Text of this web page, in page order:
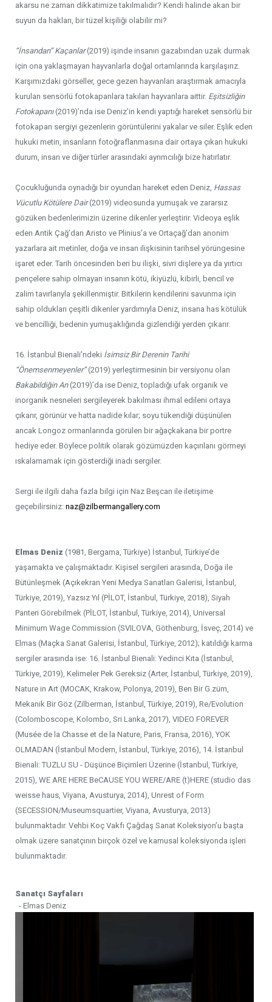
akarsu ne zaman dikkatimize takılmalıdır? Kendi halinde akan bir
suyun da hakları, bir tüzel kişiliği olabilir mi?
‘‘İnsandan’’ Kaçanlar(2019) işinde insanın gazabından uzak durmak
için ona yaklaşmayan hayvanlarla doğal ortamlarında karşılaşırız.
Karşımızdaki görseller, gece gezen hayvanları araştırmak amacıyla
kurulan sensörlü fotokapanlara takılan hayvanlara aittir. Eşitsizliğin
Fotokapanı(2019)’nda ise Deniz’in kendi yaptığı hareket sensörlü bir
fotokapan sergiyi gezenlerin görüntülerini yakalar ve siler. Eşlik eden
hukuki metin, insanların fotoğraflanmasına dair ortaya çıkan hukuki
durum, insan ve diğer türler arasındaki ayrımcılığı bize hatırlatır.
Çocukluğunda oynadığı bir oyundan hareket eden Deniz, Hassas
Vücutlu Kötülere Dair(2019) videosunda yumuşak ve zararsız
gözüken bedenlerimizin üzerine dikenler yerleştirir. Videoya eşlik
eden Antik Çağ’dan Aristo ve Plinius’a ve Ortaçağ’dan anonim
yazarlara ait metinler, doğa ve insan ilişkisinin tarihsel yörüngesine
işaret eder. Tarih öncesinden beri bu ilişki, sivri dişlere ya da yırtıcı
pençelere sahip olmayan insanın kötü, ikiyüzlü, kibirli, bencil ve
zalim tavırlarıyla şekillenmiştir. Bitkilerin kendilerini savunma için
sahip oldukları çeşitli dikenler yardımıyla Deniz, insana has kötülük
ve bencilliği, bedenin yumuşaklığında gizlendiği yerden çıkarır.
16. İstanbul Bienali’ndeki İsimsiz Bir Derenin Tarihi
“Önemsenmeyenler”(2019) yerleştirmesinin bir versiyonu olan
Bakabildiğin An(2019)’da ise Deniz, topladığı ufak organik ve
inorganik nesneleri sergileyerek bakılması ihmal edileni ortaya
çıkarır, görünür ve hatta nadide kılar; soyu tükendiği düşünülen
ancak Longoz ormanlarında görülen bir ağaçkakana bir portre
hediye eder. Böylece politik olarak gözümüzden kaçırılanı görmeyi
ıskalamamak için gösterdiği inadı sergiler.
Sergi ile ilgili daha fazla bilgi için Naz Beşcan ile iletişime
geçebilirsiniz: naz@zilbermangallery.com
Elmas Deniz (1981, Bergama, Türkiye) İstanbul, Türkiye’de
yaşamakta ve çalışmaktadır. Kişisel sergileri arasında, Doğa ile
Bütünleşmek (Açıkekran Yeni Medya Sanatları Galerisi, İstanbul,
Türkiye, 2019), Yazsız Yıl (PİLOT, İstanbul, Türkiye, 2018), Siyah
Panteri Görebilmek (PİLOT, İstanbul, Türkiye, 2014), Universal
Minimum Wage Commission (SVILOVA, Göthenburg, İsveç, 2014) ve
Elmas (Maçka Sanat Galerisi, İstanbul, Türkiye, 2012); katıldığı karma
sergiler arasında ise: 16. İstanbul Bienali: Yedinci Kıta (İstanbul,
Türkiye, 2019), Kelimeler Pek Gereksiz (Arter, İstanbul, Türkiye, 2019),
Nature in Art (MOCAK, Krakow, Polonya, 2019), Ben Bir G.züm,
Mekanik Bir Göz (Zilberman, İstanbul, Türkiye, 2019), Re/Evolution
(Colomboscope, Kolombo, Sri Lanka, 2017), VIDEO FOREVER
(Musée de la Chasse et de la Nature, Paris, Fransa, 2016), YOK
OLMADAN (İstanbul Modern, İstanbul, Türkiye, 2016), 14. İstanbul
Bienali: TUZLU SU - Düşünce Biçimleri Üzerine (İstanbul, Türkiye,
2015), WE ARE HERE BeCAUSE YOU WERE/ARE (t)HERE (studio das
weisse haus, Viyana, Avusturya, 2014), Unrest of Form
(SECESSION/Museumsquartier, Viyana, Avusturya, 2013)
bulunmaktadır. Vehbi Koç Vakfı Çağdaş Sanat Koleksiyon’u başta
olmak üzere sanatçının birçok özel ve kamusal koleksiyonda işleri
bulunmaktadır.
Sanatçı Sayfaları
- Elmas Deniz